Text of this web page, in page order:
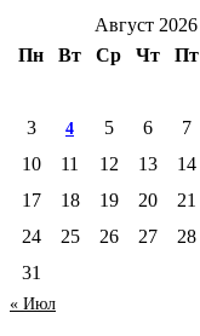
Август 2026
Пн
Вт Ср Чт Пт
3
4 5 6 7
10
11 12 13 14
17
18 19 20 21
24
25 26 27 28
31
« Июл